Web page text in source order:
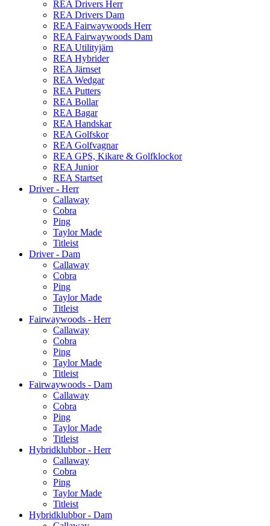
REA Drivers Herr
REA Drivers Dam
REA Fairwaywoods Herr
REA Fairwaywoods Dam
REA Utilityjärn
REA Hybrider
REA Järnset
REA Wedgar
REA Putters
REA Bollar
REA Bagar
REA Handskar
REA Golfskor
REA Golfvagnar
REA GPS, Kikare & Golfklockor
REA Junior
REA Startset
Driver - Herr
Callaway
Cobra
Ping
Taylor Made
Titleist
Driver - Dam
Callaway
Cobra
Ping
Taylor Made
Titleist
Fairwaywoods - Herr
Callaway
Cobra
Ping
Taylor Made
Titleist
Fairwaywoods - Dam
Callaway
Cobra
Ping
Taylor Made
Titleist
Hybridklubbor - Herr
Callaway
Cobra
Ping
Taylor Made
Titleist
Hybridklubbor - Dam